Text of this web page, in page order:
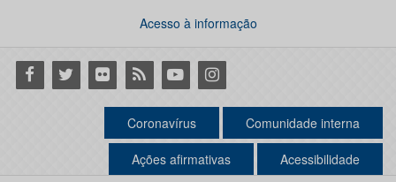
Acesso à informação
Facebook
Twitter Flickr RSS YoutubeInstagram
Coronavírus Comunidade interna
Ações afirmativas Acessibilidade